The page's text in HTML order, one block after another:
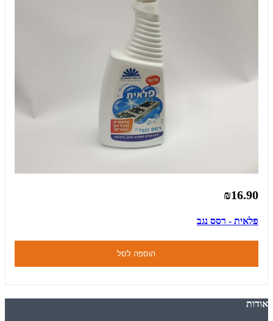
₪16.90
פלאית - רסס נגב
הוספה לסל
אודות